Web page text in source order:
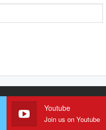
Youtube
Join us on Youtube